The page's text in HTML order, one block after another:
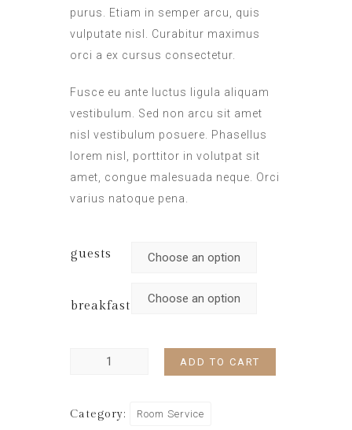
purus. Etiam in semper arcu, quis
vulputate nisl. Curabitur maximus
orci a ex cursus consectetur.
Fusce eu ante luctus ligula aliquam
vestibulum. Sed non arcu sit amet
nisl vestibulum posuere. Phasellus
lorem nisl, porttitor in volutpat sit
amet, congue malesuada neque. Orci
varius natoque pena.
guests
breakfast
ADD TO CART
Category: Room Service